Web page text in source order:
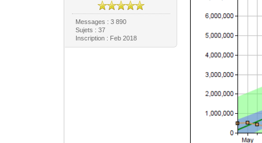
Messages : 3 890
Sujets : 37
Inscription : Feb 2018